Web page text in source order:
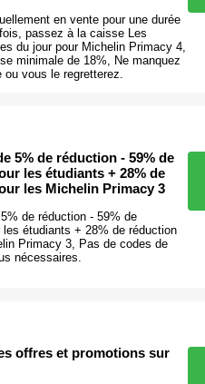
en vente pour une durée
passez à la caisse Les
du jour pour Michelin Primacy 4,
minimale de 18%, Ne manquez
vous le regretterez.
5% de réduction - 59% de
les étudiants + 28% de
les Michelin Primacy 3
de réduction - 59% de
les étudiants + 28% de réduction
Primacy 3, Pas de codes de
nécessaires.
offres et promotions sur